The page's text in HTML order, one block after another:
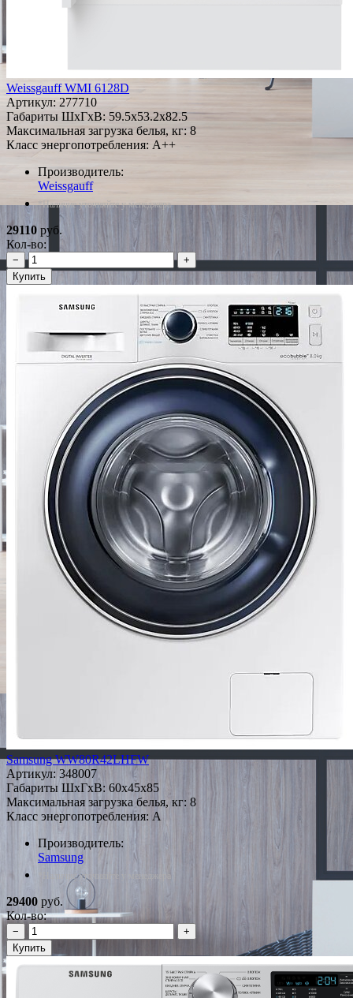
Weissgauff WMI 6128D
Артикул: 277710
Габариты ШxГxВ: 59.5x53.2x82.5
Максимальная загрузка белья, кг: 8
Класс энергопотребления: A++
Производитель:
Weissgauff
*Наличие уточняйте у менеджера
29110 руб.
Кол-во:
−
+
Купить
Samsung WW80R42LHFW
Артикул: 348007
Габариты ШxГxВ: 60x45x85
Максимальная загрузка белья, кг: 8
Класс энергопотребления: A
Производитель:
Samsung
*Наличие уточняйте у менеджера
29400 руб.
Кол-во:
−
+
Купить